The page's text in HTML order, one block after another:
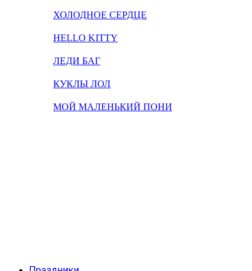
ХОЛОДНОЕ СЕРДЦЕ
HELLO KITTY
ЛЕДИ БАГ
КУКЛЫ ЛОЛ
МОЙ МАЛЕНЬКИЙ ПОНИ